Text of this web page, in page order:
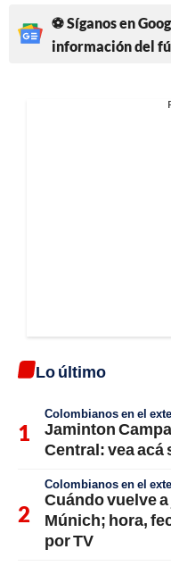
⚽ Síganos en
información del
Lo último
Colombianos en el
Jaminton
Central: vea acá
Colombianos en el
Cuándo vuelve
Múnich; hora,
por TV